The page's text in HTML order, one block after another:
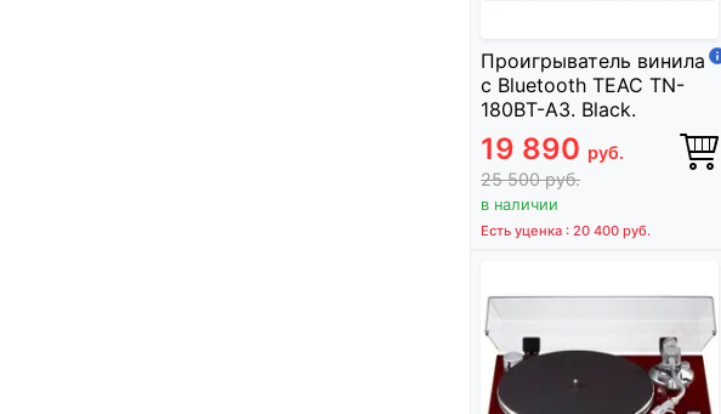
Проигрыватель винила
с Bluetooth TEAC TN-
180BT-A3. Black.
19 890 руб.
25 500руб.
в наличии
Есть уценка : 20 400 руб.